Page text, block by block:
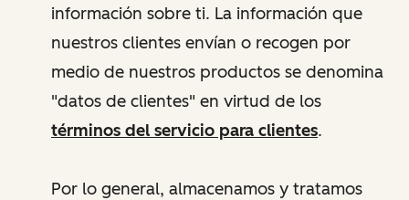
información sobre ti. La información que
nuestros clientes envían o recogen por
medio de nuestros productos se denomina
"datos de clientes" en virtud de los
términos del servicio para clientes.
Por lo general, almacenamos y tratamos